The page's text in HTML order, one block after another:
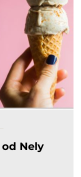
Nely